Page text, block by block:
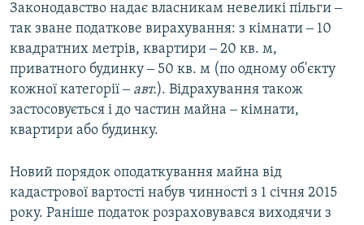
Законодавство надає власникам невеликі пільги ‒
так зване податкове вирахування: з кімнати ‒ 10
квадратних метрів, квартири ‒ 20 кв. м,
приватного будинку ‒ 50 кв. м (по одному об'єкту
кожної категорії ‒ авт.). Відрахування також
застосовується і до частин майна ‒ кімнати,
квартири або будинку.
Новий порядок оподаткування майна від
кадастрової вартості набув чинності з 1 січня 2015
року. Раніше податок розраховувався виходячи з